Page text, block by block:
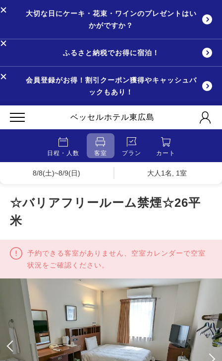
大切な日にケーキ・花束・ワインのプレゼントはい
かがですか？
ふるさと納税でお得に宿泊！
会員登録がお得！割引クーポン獲得やキャッシュバ
ックもあり！
ベッセルホテル東広島
日程・人数 客室 プラン カート
8/8(土)~8/9(日) 大人1名, 1室
☆バリアフリールーム禁煙☆26平
米
予約できる客室がありません、空室カレンダーで空室
状況をご確認ください。